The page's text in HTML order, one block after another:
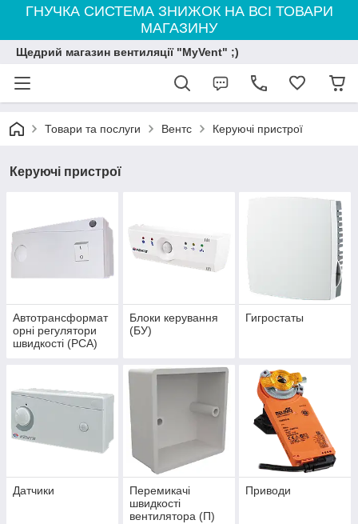
ГНУЧКА СИСТЕМА ЗНИЖОК НА ВСІ ТОВАРИ
МАГАЗИНУ
Щедрий магазин вентиляції "MyVent" ;)
Товари та послуги Вентс Керуючі пристрої
Керуючі пристрої
Автотрансформат
орні регулятори
швидкості (РСА)
Блоки керування
(БУ)
Гигростаты
Датчики
Перемикачі
швидкості
вентилятора (П)
Приводи